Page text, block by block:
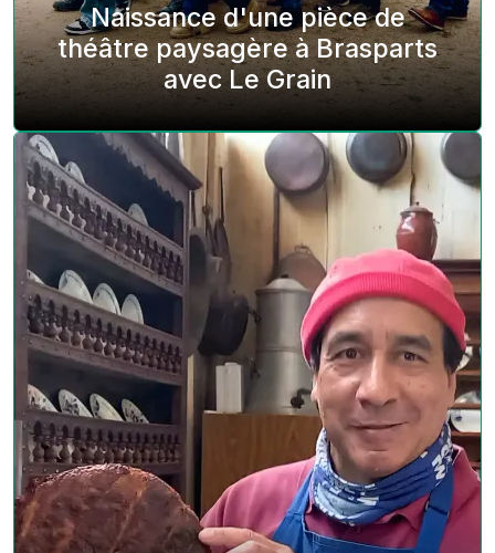
Naissance d'une pièce de
théâtre paysagère à Brasparts
avec Le Grain